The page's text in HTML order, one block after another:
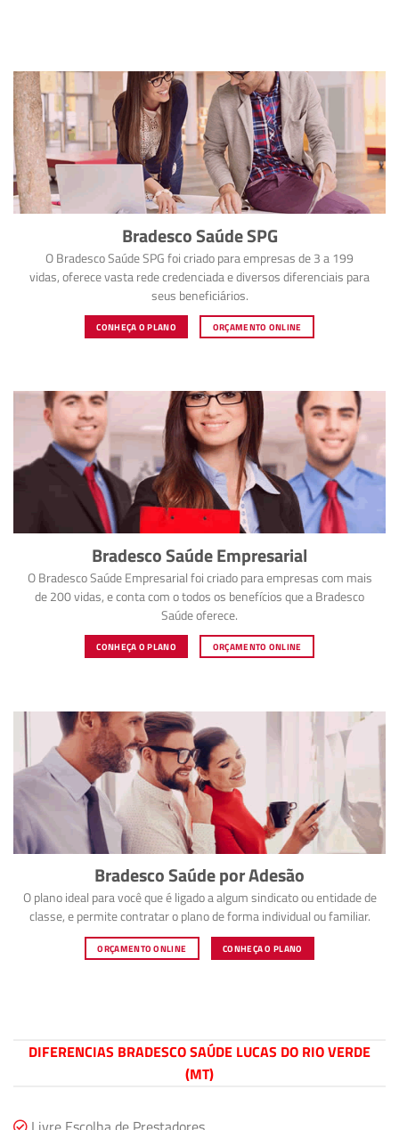
Bradesco Saúde SPG
O Bradesco Saúde SPG foi criado para empresas de 3 a 199
vidas, oferece vasta rede credenciada e diversos diferenciais para
seus beneficiários.
CONHEÇA O PLANO ORÇAMENTO ONLINE
Bradesco Saúde Empresarial
O Bradesco Saúde Empresarial foi criado para empresas com mais
de 200 vidas, e conta com o todos os benefícios que a Bradesco
Saúde oferece.
CONHEÇA O PLANO ORÇAMENTO ONLINE
Bradesco Saúde por Adesão
O plano ideal para você que é ligado a algum sindicato ou entidade de
classe, e permite contratar o plano de forma individual ou familiar.
ORÇAMENTO ONLINE CONHEÇA O PLANO
DIFERENCIAS BRADESCO SAÚDE LUCAS DO RIO VERDE
(MT)